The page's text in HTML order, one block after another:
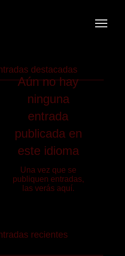
destacadas
Aún no hay
ninguna
entrada
publicada en
este idioma
Una vez que se
publiquen entradas,
las verás aquí.
recientes